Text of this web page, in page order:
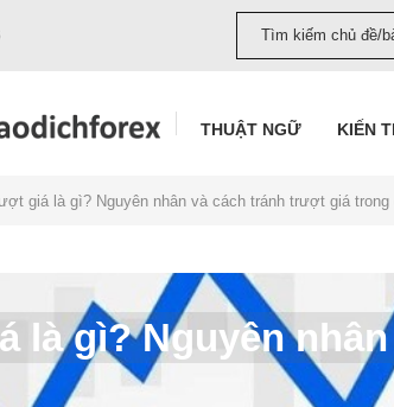
THUẬT NGỮ KIẾN
giá là gì? Nguyên nhân và cách tránh trượt giá trong
là gì? Nguyên